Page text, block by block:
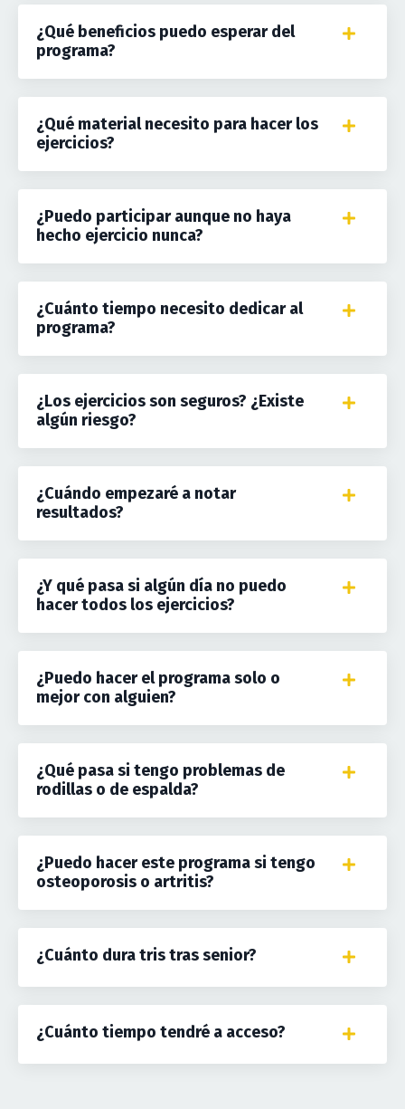
¿Qué beneficios puedo esperar del
programa?
¿Qué material necesito para hacer los
ejercicios?
¿Puedo participar aunque no haya
hecho ejercicio nunca?
¿Cuánto tiempo necesito dedicar al
programa?
¿Los ejercicios son seguros? ¿Existe
algún riesgo?
¿Cuándo empezaré a notar
resultados?
¿Y qué pasa si algún día no puedo
hacer todos los ejercicios?
¿Puedo hacer el programa solo o
mejor con alguien?
¿Qué pasa si tengo problemas de
rodillas o de espalda?
¿Puedo hacer este programa si tengo
osteoporosis o artritis?
¿Cuánto dura tris tras senior?
¿Cuánto tiempo tendré a acceso?